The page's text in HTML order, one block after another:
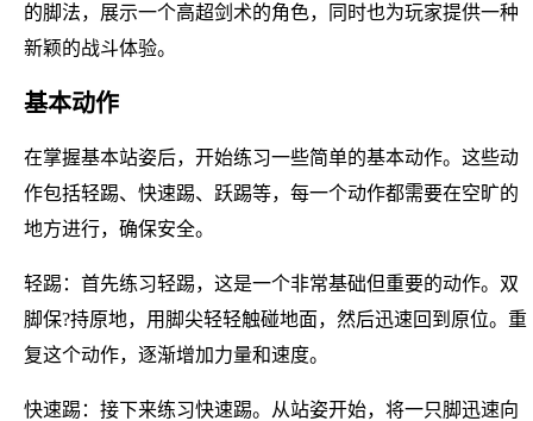
的脚法，展示一个高超剑术的角色，同时也为玩家提供一种
新颖的战斗体验。
基本动作
在掌握基本站姿后，开始练习一些简单的基本动作。这些动
作包括轻踢、快速踢、跃踢等，每一个动作都需要在空旷的
地方进行，确保安全。
轻踢：首先练习轻踢，这是一个非常基础但重要的动作。双
脚保?持原地，用脚尖轻轻触碰地面，然后迅速回到原位。重
复这个动作，逐渐增加力量和速度。
快速踢：接下来练习快速踢。从站姿开始，将一只脚迅速向